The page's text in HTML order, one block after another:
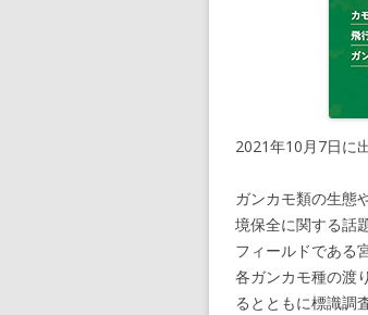
2021年10月7日に
ガンカモ類の生態
境保全に関する話
フィールドである
各ガンカモ種の渡
るとともに標識調